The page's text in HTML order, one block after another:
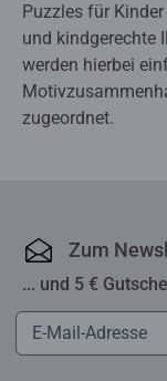
Puzzles für
und kindgerechte
werden hierbei
zugeordnet.
Zum
... und 5 €